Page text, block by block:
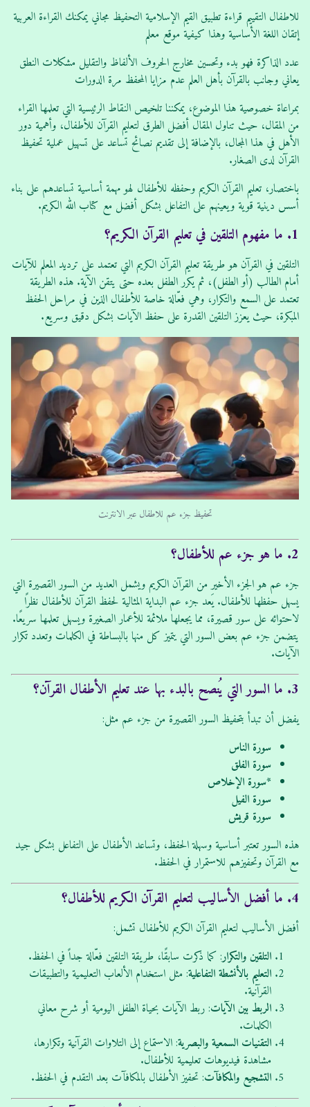
للاطفال التقييم قراءة تطبيق القيم الإسلامية التحفيظ مجاني يمكنك القراءة العربية
إتقان اللغة الأساسية وهذا كيفية موقع معلم
عدد الذاكرة فهو بدء وتحسين مخارج الحروف الألفاظ والتقليل مشكلات النطق
يعاني وجانب بالقرآن بأهل العلم عدم مزايا المحفظ مرة الدورات
بمراعاة خصوصية هذا الموضوع، يمكننا تلخيص النقاط الرئيسية التي تعلمها القراء
من المقال، حيث تناول المقال أفضل الطرق لتعليم القرآن للأطفال، وأهمية دور
الأهل في هذا المجال، بالإضافة إلى تقديم نصائح تساعد على تسهيل عملية تحفيظ
القرآن لدى الصغار.
باختصار، تعليم القرآن الكريم وحفظه للأطفال لهو مهمة أساسية تساعدهم على بناء
أسس دينية قوية ويعينهم على التفاعل بشكل أفضل مع كتاب الله الكريم.
1. ما مفهوم التلقين في تعليم القرآن الكريم؟
التلقين في القرآن هو طريقة تعليم القرآن الكريم التي تعتمد على ترديد المعلم للآيات
أمام الطالب (أو الطفل)، ثم يكرر الطفل بعده حتى يتقن الآية. هذه الطريقة
تعتمد على السمع والتكرار، وهي فعّالة خاصة للأطفال الذين في مراحل الحفظ
المبكرة، حيث يعزز التلقين القدرة على حفظ الآيات بشكل دقيق وسريع.
تحفيظ جزء عم للاطفال عبر الانترنت
2. ما هو جزء عم للأطفال؟
جزء عم هو الجزء الأخير من القرآن الكريم ويشمل العديد من السور القصيرة التي
يسهل حفظها للأطفال. يَعد جزء عم البداية المثالية لحفظ القرآن للأطفال نظرًا
لاحتوائه على سور قصيرة، مما يجعلها ملائمة للأعمار الصغيرة ويسهل تعلمها سريعًا.
يتضمن جزء عم بعض السور التي يتميز كل منها بالبساطة في الكلمات وتعدد تكرار
الآيات.
3. ما السور التي يُنصح بالبدء بها عند تعليم الأطفال القرآن؟
يفضل أن تبدأ بتحفيظ السور القصيرة من جزء عم مثل:
سورة الناس
سورة الفلق
*سورة الإخلاص
سورة الفيل
سورة قريش
هذه السور تعتبر أساسية وسهلة الحفظ، وتساعد الأطفال على التفاعل بشكل جيد
مع القرآن وتحفيزهم للاستمرار في الحفظ.
4. ما أفضل الأساليب لتعليم القرآن الكريم للأطفال؟
أفضل الأساليب لتعليم القرآن الكريم للأطفال تشمل:
التلقين والتكرار: كما ذكرت سابقًا، طريقة التلقين فعّالة جداً في الحفظ.
التعليم بالأنشطة التفاعلية: مثل استخدام الألعاب التعليمية والتطبيقات
القرآنية.
الربط بين الآيات: ربط الآيات بحياة الطفل اليومية أو شرح معاني
الكلمات.
التقنيات السمعية والبصرية: الاستماع إلى التلاوات القرآنية وتكرارها،
مشاهدة فيديوهات تعليمية للأطفال.
التشجيع والمكافآت: تحفيز الأطفال بالمكافآت بعد التقدم في الحفظ.